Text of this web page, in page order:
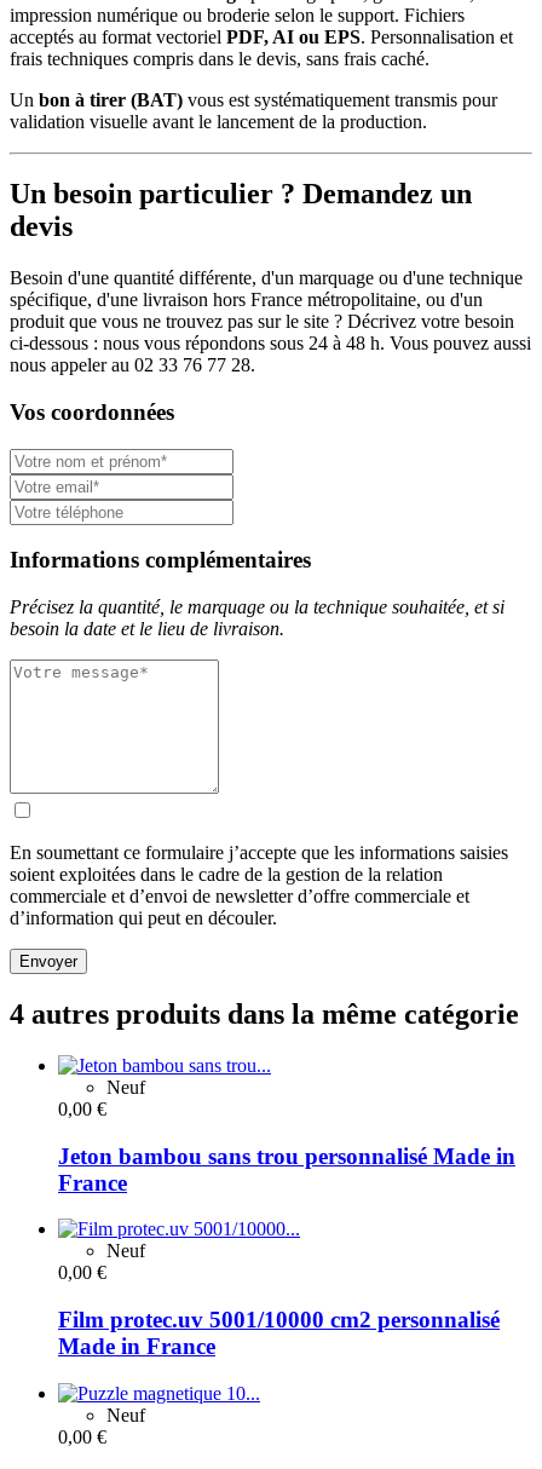
impression numérique ou broderie selon le support. Fichiers
acceptés au format vectoriel PDF, AI ou EPS. Personnalisation et
frais techniques compris dans le devis, sans frais caché.
Un bon à tirer (BAT) vous est systématiquement transmis pour
validation visuelle avant le lancement de la production.
Un besoin particulier ? Demandez un
devis
Besoin d'une quantité différente, d'un marquage ou d'une technique
spécifique, d'une livraison hors France métropolitaine, ou d'un
produit que vous ne trouvez pas sur le site ? Décrivez votre besoin
ci-dessous : nous vous répondons sous 24 à 48 h. Vous pouvez aussi
nous appeler au 02 33 76 77 28.
Vos coordonnées
Informations complémentaires
Précisez la quantité, le marquage ou la technique souhaitée, et si
besoin la date et le lieu de livraison.
En soumettant ce formulaire j’accepte que les informations saisies
soient exploitées dans le cadre de la gestion de la relation
commerciale et d’envoi de newsletter d’offre commerciale et
d’information qui peut en découler.
Envoyer
4 autres produits dans la même catégorie
Neuf
0,00 €
Jeton bambou sans trou personnalisé Made in
France
Neuf
0,00 €
Film protec.uv 5001/10000 cm2 personnalisé
Made in France
Neuf
0,00 €